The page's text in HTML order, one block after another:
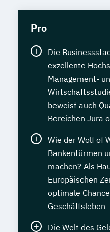
Pro
Die
exzellente
Management-
beweist auch
Bereichen Jura
Wie der Wolf of
Bankentürmen
machen? Als
Europäischen
optimale
Geschäftsleben
Die Welt des